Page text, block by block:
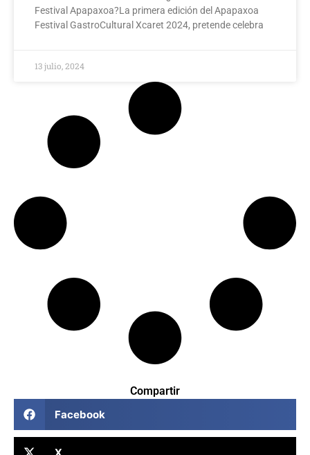
Festival Apapaxoa?La primera edición del Apapaxoa
Festival GastroCultural Xcaret 2024, pretende celebra
13 julio, 2024
Compartir
Facebook
X